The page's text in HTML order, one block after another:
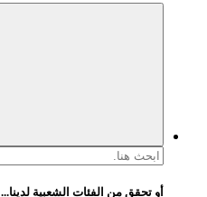
البحث
أو تحقق من الفئات الشعبية لدينا...